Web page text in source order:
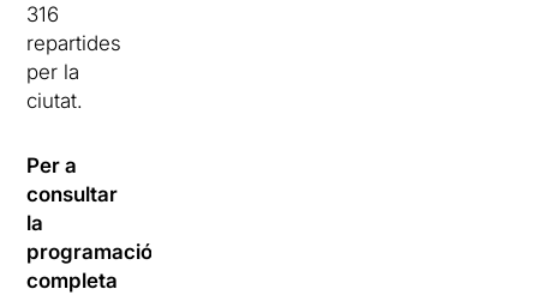
316
repartides
per la
ciutat.
Per a
consultar
la
programació
completa